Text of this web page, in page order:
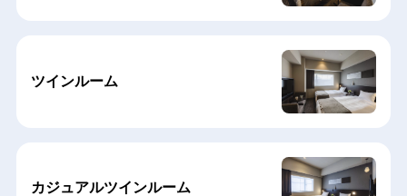
ツインルーム
カジュアルツインルーム